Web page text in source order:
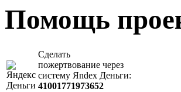
Помощь
Сделать
пожертвование через
систeму Яndex Деньги:
41001771973652